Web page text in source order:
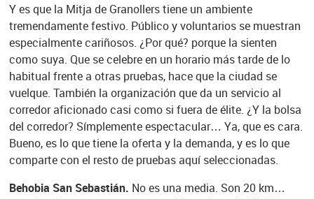
Y es que la Mitja de Granollers tiene un ambiente
tremendamente festivo. Público y voluntarios se muestran
especialmente cariñosos. ¿Por qué? porque la sienten
como suya. Que se celebre en un horario más tarde de lo
habitual frente a otras pruebas, hace que la ciudad se
vuelque. También la organización que da un servicio al
corredor aficionado casi como si fuera de élite. ¿Y la bolsa
del corredor? Símplemente espectacular… Ya, que es cara.
Bueno, es lo que tiene la oferta y la demanda, y es lo que
comparte con el resto de pruebas aquí seleccionadas.
Behobia San Sebastián. No es una media. Son 20 km…